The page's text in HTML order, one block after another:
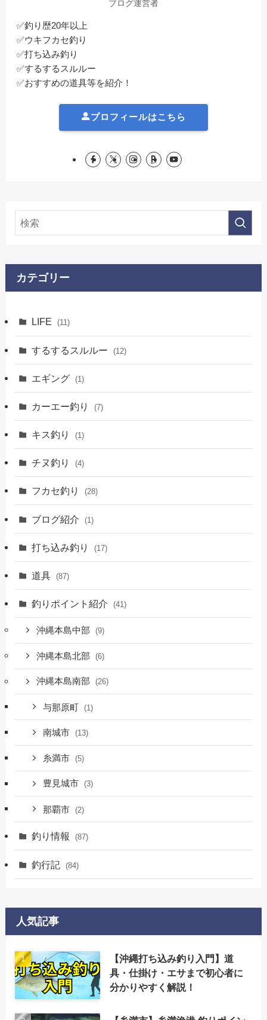
ブログ運営者
✅釣り歴20年以上
✅ウキフカセ釣り
✅打ち込み釣り
✅するするスルルー
✅おすすめの道具等を紹介！
プロフィールはこちら
カテゴリー
LIFE (11)
するするスルルー (12)
エギング (1)
カーエー釣り (7)
キス釣り (1)
チヌ釣り (4)
フカセ釣り (28)
ブログ紹介 (1)
打ち込み釣り (17)
道具 (87)
釣りポイント紹介 (41)
沖縄本島中部 (9)
沖縄本島北部 (6)
沖縄本島南部 (26)
与那原町 (1)
南城市 (13)
糸満市 (5)
豊見城市 (3)
那覇市 (2)
釣り情報 (87)
釣行記 (84)
人気記事
【沖縄打ち込み釣り入門】道
具・仕掛け・エサまで初心者に
分かりやすく解説！